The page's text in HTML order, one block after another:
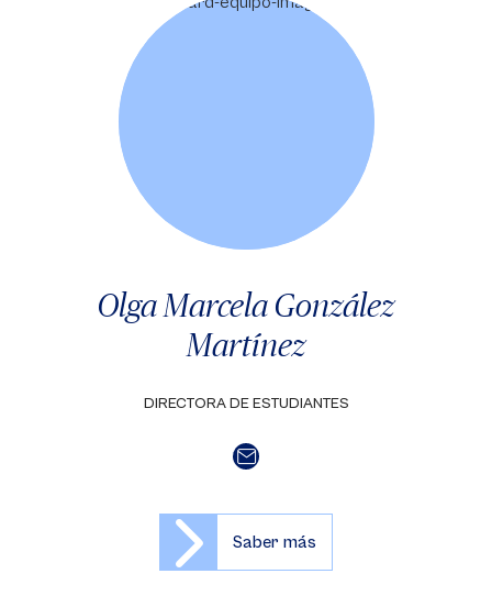
Olga Marcela González
Martínez
DIRECTORA DE ESTUDIANTES
Saber más